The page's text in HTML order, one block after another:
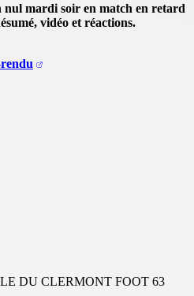
nul mardi soir en match en retard
vidéo et réactions.
DU CLERMONT FOOT 63